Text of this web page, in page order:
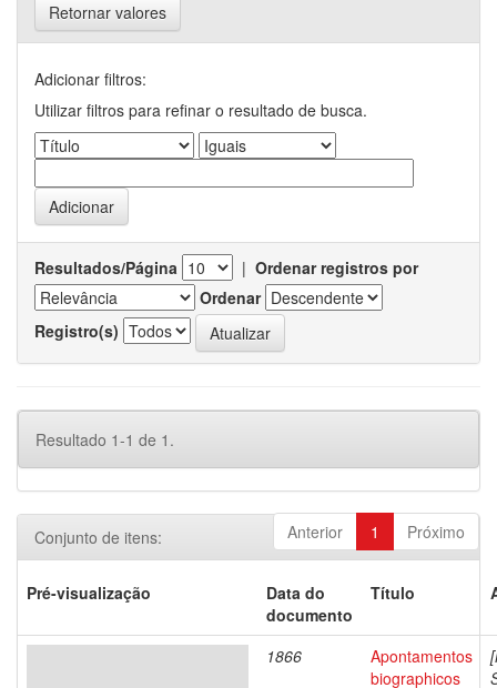
Retornar valores
Adicionar filtros:
Utilizar filtros para refinar o resultado de busca.
Resultados/Página | Ordenar registros por
Ordenar
Registro(s)
Resultado 1-1 de 1.
Anterior 1 Próximo
Conjunto de itens:
Pré-visualização
Data do
documento
Título
1866
Apontamentos
biographicos